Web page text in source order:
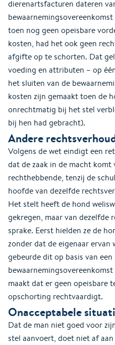
dierenartsfacturen dateren
toen nog geen opeisbare
kosten, had het ook geen
afgifte op te schorten. Dat
voeding en attributen – op
het sluiten van de
kosten zijn gemaakt toen de
onrechtmatig bij het stel
bij hen had gebracht).
Andere
Volgens de wet eindigt een
dat de zaak in de macht komt
rechthebbende, tenzij de
hoofde van dezelfde
Het stelt heeft de hond
gekregen, maar van dezelfde
sprake. Eerst hielden ze de
zonder dat de eigenaar ervan
gebeurde dit op basis van een
maakt dat er geen opeisbare
opschorting rechtvaardigt.
Onacceptabele
Dat de man niet goed voor
stel aanvoert, doet niet af